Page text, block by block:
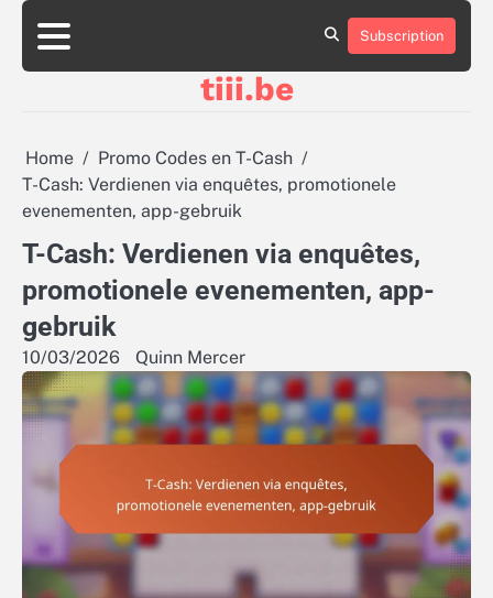
Skip
content
About
Contact
Cookie
Privacy
Sitemap
Terms
Subscription
tiii.be
Home
Promo Codes en T-Cash
T-Cash: Verdienen via enquêtes, promotionele
evenementen, app-gebruik
T-Cash: Verdienen via enquêtes,
promotionele evenementen, app-
gebruik
10/03/2026 Quinn Mercer